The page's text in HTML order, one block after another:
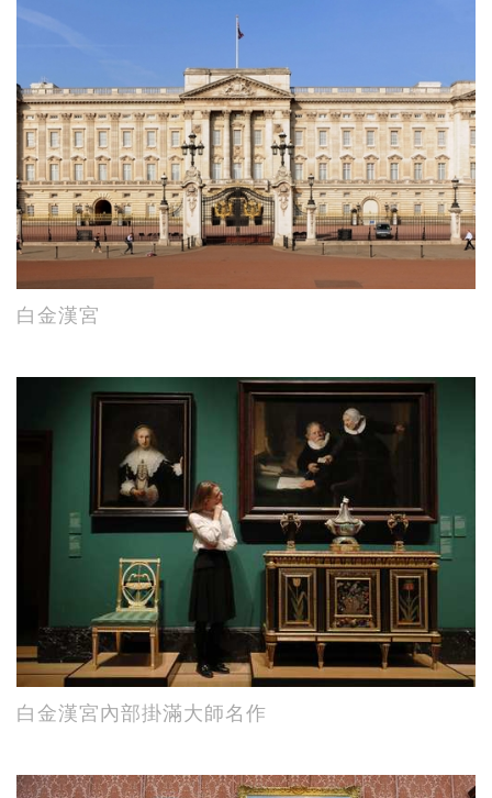
白金漢宮
白金漢宮內部掛滿大師名作